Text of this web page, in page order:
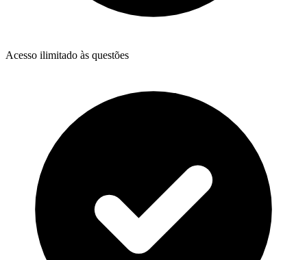
Acesso ilimitado às questões